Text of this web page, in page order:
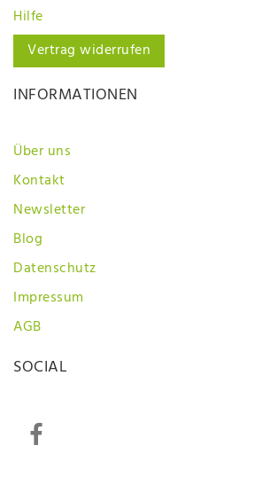
Hilfe
Vertrag widerrufen
INFORMATIONEN
Über uns
Kontakt
Newsletter
Blog
Datenschutz
Impressum
AGB
SOCIAL